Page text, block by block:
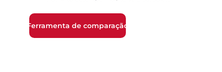
Ferramenta de comparação